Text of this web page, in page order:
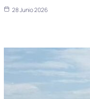
28 Junio 2026